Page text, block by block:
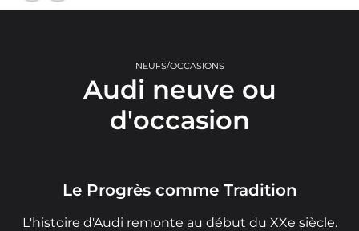
NEUFS/OCCASIONS
Audi neuve ou
d'occasion
Le Progrès comme Tradition
L'histoire d'Audi remonte au début du XXe siècle.